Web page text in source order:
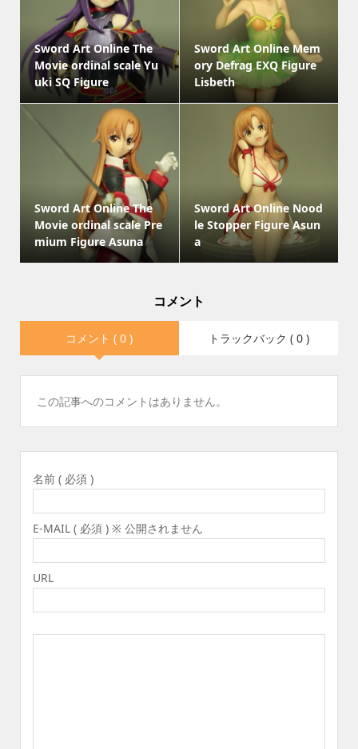
Sword Art Online The
Movie ordinal scale Yu
uki SQ Figure
Sword Art Online Mem
ory Defrag EXQ Figure
Lisbeth
Sword Art Online The
Movie ordinal scale Pre
mium Figure Asuna
Sword Art Online Nood
le Stopper Figure Asun
a
コメント
コメント ( 0 ) トラックバック ( 0 )
この記事へのコメントはありません。
名前 ( 必須 )
E-MAIL ( 必須 ) ※ 公開されません
URL